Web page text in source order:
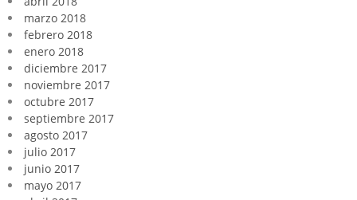
marzo 2018
febrero 2018
enero 2018
diciembre 2017
noviembre 2017
octubre 2017
septiembre 2017
agosto 2017
julio 2017
junio 2017
mayo 2017